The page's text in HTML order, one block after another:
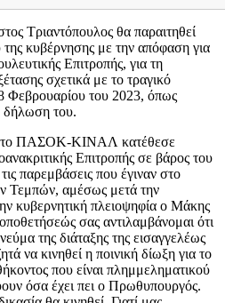
Τριαντόπουλος θα παραιτηθεί
κυβέρνησης με την απόφαση για
Επιτροπής, για τη
σχετικά με το τραγικό
Φεβρουαρίου του 2023, όπως
δήλωση του.
το ΠΑΣΟΚ-ΚΙΝΑΛ κατέθεσε
Επιτροπής σε βάρος του
παρεμβάσεις που έγιναν στο
Τεμπών, αμέσως μετά την
κυβερνητική πλειοψηφία ο Μάκης
σας αντιλαμβάνομαι ότι
της διάταξης της εισαγγελέως
να κινηθεί η ποινική δίωξη για το
που είναι πλημμεληματικού
όσα έχει πει ο Πρωθυπουργός.